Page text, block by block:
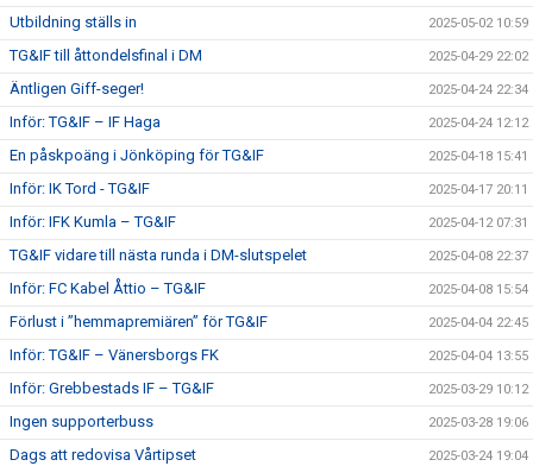
Utbildning ställs in 2025-05-02 10:59
TG&IF till åttondelsfinal i DM 2025-04-29 22:02
Äntligen Giff-seger! 2025-04-24 22:34
Inför: TG&IF – IF Haga 2025-04-24 12:12
En påskpoäng i Jönköping för TG&IF 2025-04-18 15:41
Inför: IK Tord - TG&IF 2025-04-17 20:11
Inför: IFK Kumla – TG&IF 2025-04-12 07:31
TG&IF vidare till nästa runda i DM-slutspelet 2025-04-08 22:37
Inför: FC Kabel Åttio – TG&IF 2025-04-08 15:54
Förlust i ”hemmapremiären” för TG&IF 2025-04-04 22:45
Inför: TG&IF – Vänersborgs FK 2025-04-04 13:55
Inför: Grebbestads IF – TG&IF 2025-03-29 10:12
Ingen supporterbuss 2025-03-28 19:06
Dags att redovisa Vårtipset 2025-03-24 19:04